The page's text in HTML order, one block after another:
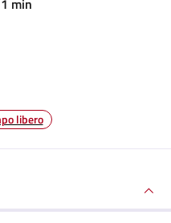
1 min
libero